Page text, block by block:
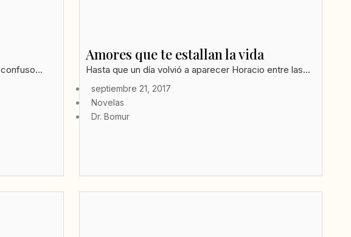
Amores que te estallan la vida
Hasta que un día volvió a aparecer Horacio entre las...
septiembre 21, 2017
Novelas
Dr. Bomur